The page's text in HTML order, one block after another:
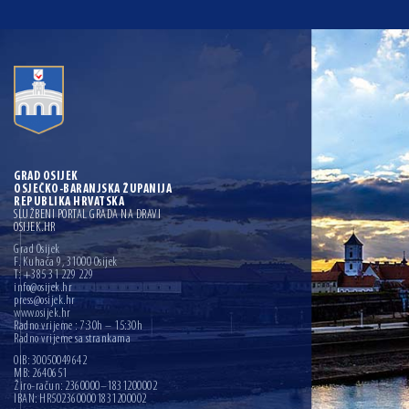
GRAD OSIJEK
OSJEČKO-BARANJSKA ŽUPANIJA
REPUBLIKA HRVATSKA
SLUŽBENI PORTAL GRADA NA DRAVI
OSIJEK.HR
Grad Osijek
F. Kuhača 9, 31000 Osijek
T: +385 31 229 229
info@osijek.hr
press@osijek.hr
www.osijek.hr
Radno vrijeme : 7:30h – 15:30h
Radno vrijeme sa strankama
OIB: 30050049642
MB: 2640651
Žiro-račun: 2360000–1831200002
IBAN: HR5023600001831200002